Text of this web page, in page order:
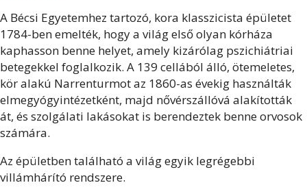
A Bécsi Egyetemhez tartozó, kora klasszicista épületet
1784-ben emelték, hogy a világ első olyan kórháza
kaphasson benne helyet, amely kizárólag pszichiátriai
betegekkel foglalkozik. A 139 cellából álló, ötemeletes,
kör alakú Narrenturmot az 1860-as évekig használták
elmegyógyintézetként, majd nővérszállóvá alakították
át, és szolgálati lakásokat is berendeztek benne orvosok
számára.
Az épületben található a világ egyik legrégebbi
villámhárító rendszere.